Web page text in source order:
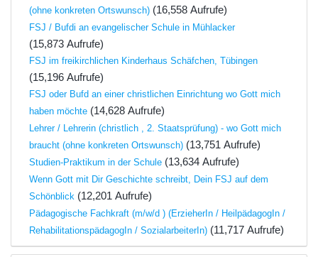
(ohne konkreten Ortswunsch) (16,558 Aufrufe)
FSJ / Bufdi an evangelischer Schule in Mühlacker
(15,873 Aufrufe)
FSJ im freikirchlichen Kinderhaus Schäfchen, Tübingen
(15,196 Aufrufe)
FSJ oder Bufd an einer christlichen Einrichtung wo Gott mich
haben möchte (14,628 Aufrufe)
Lehrer / Lehrerin (christlich , 2. Staatsprüfung) - wo Gott mich
braucht (ohne konkreten Ortswunsch) (13,751 Aufrufe)
Studien-Praktikum in der Schule (13,634 Aufrufe)
Wenn Gott mit Dir Geschichte schreibt, Dein FSJ auf dem
Schönblick (12,201 Aufrufe)
Pädagogische Fachkraft (m/w/d ) (ErzieherIn / HeilpädagogIn /
RehabilitationspädagogIn / SozialarbeiterIn) (11,717 Aufrufe)